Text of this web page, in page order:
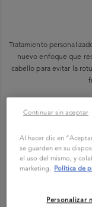
Tratamiento
nuevo enfoque que
cabello para evitar la
Al hacer clic en
se guarden en su
el uso del mismo, y
marketing. Política de
Personalizar
Continuar sin aceptar